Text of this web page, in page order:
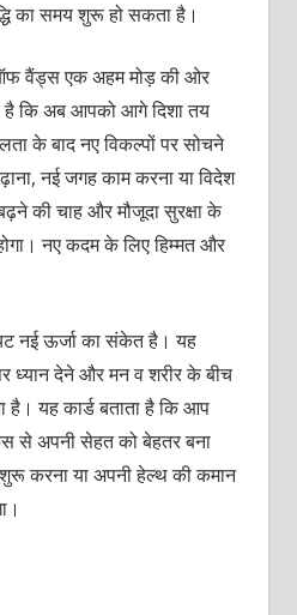
का समय शुरू हो सकता है।
वैंड्स एक अहम मोड़ की ओर
है कि अब आपको आगे दिशा तय
के बाद नए विकल्पों पर सोचने
नई जगह काम करना या विदेश
की चाह और मौजूदा सुरक्षा के
नए कदम के लिए हिम्मत और
नई ऊर्जा का संकेत है। यह
ध्यान देने और मन व शरीर के बीच
यह कार्ड बताता है कि आप
से अपनी सेहत को बेहतर बना
करना या अपनी हेल्थ की कमान